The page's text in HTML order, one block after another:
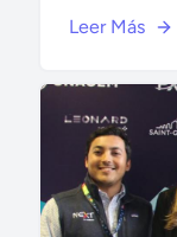
Leer Más